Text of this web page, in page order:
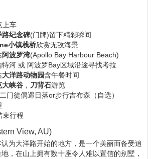
上车
路纪念碑(门牌)留下精彩瞬间
小镇栈桥欣赏无敌海景
阿波罗湾(Apollo Bay Harbour Beach)
河 或 阿波罗Bay区域沿途寻找考拉
大洋路动物园含午餐时间
大峡谷 ， 刀背石游览
门徒偶遇日落or步行吉布森（自选）
束行程
View, AU)
为大洋路开始的地方，是一个美丽而备受追
，在山上拥有数十座令人难以置信的别墅，